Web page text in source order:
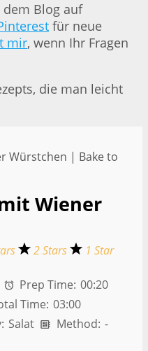
Blog auf
für neue
mir, wenn Ihr Fragen
die man leicht
Wiener
2 Stars 1 Star
Prep Time: 00:20
Time: 03:00
Salat Method: -